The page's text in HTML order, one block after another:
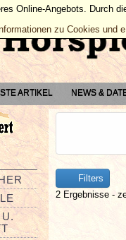
ARTIKEL NEWS &
Filters
2 Ergebnisse -
Online-Angebots. Durch
zu Cookies und